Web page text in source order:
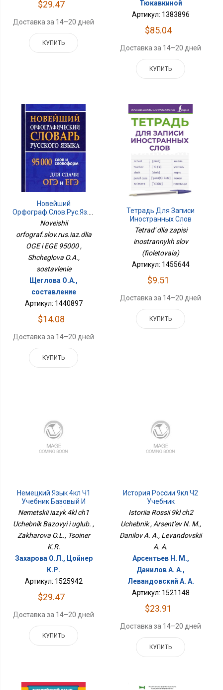
$29.47
Доставка за 14–20 дней
КУПИТЬ
Тюкавкиной
Артикул: 1383896
$85.04
Доставка за 14–20 дней
КУПИТЬ
Новейший
Орфограф.слов.рус.яз.для
ОГЭ И ЕГЭ 95000
Noveishii
orfograf.slov.rus.iaz.dlia
OGE i EGE 95000 ,
Shcheglova O.A.,
sostavlenie
Щеглова О.А.,
составление
Артикул: 1440897
$14.08
Доставка за 14–20 дней
КУПИТЬ
Тетрадь Для Записи
Иностранных Слов
(фиолетовая)
Tetrad' dlia zapisi
inostrannykh slov
(fioletovaia)
Артикул: 1455644
$9.51
Доставка за 14–20 дней
КУПИТЬ
Немецкий Язык 4кл Ч1
Учебник Базовый И
Углуб.
Nemetskii iazyk 4kl ch1
Uchebnik Bazovyi i uglub. ,
Zakharova O.L., Tsoiner
K.R.
Захарова О.Л., Цойнер
К.Р.
Артикул: 1525942
$29.47
Доставка за 14–20 дней
КУПИТЬ
История России 9кл Ч2
Учебник
Istoriia Rossii 9kl ch2
Uchebnik , Arsent'ev N. M.,
Danilov A. A., Levandovskii
A. A.
Арсентьев Н. М.,
Данилов А. А.,
Левандовский А. А.
Артикул: 1521148
$23.91
Доставка за 14–20 дней
КУПИТЬ